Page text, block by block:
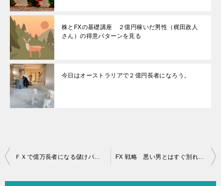
株とFXの基礎講座 ２億円稼いだ男性（梶田政人
さん）の得意パターンを見る
今日はオーストラリアで２億円長者になろう。
投